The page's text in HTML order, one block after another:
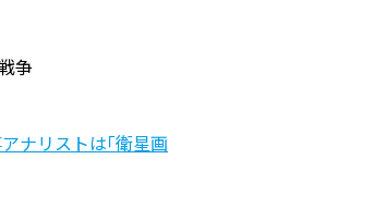
争
ナリストは｢衛星画